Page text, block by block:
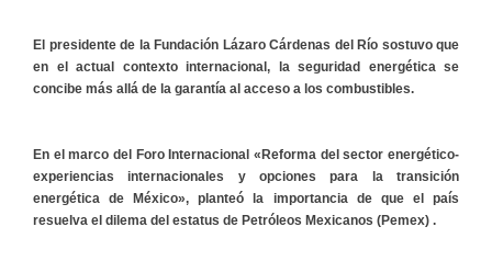
El presidente de la Fundación Lázaro Cárdenas del Río sostuvo que
en el actual contexto internacional, la seguridad energética se
concibe más allá de la garantía al acceso a los combustibles.
En el marco del Foro Internacional «Reforma del sector energético-
experiencias internacionales y opciones para la transición
energética de México», planteó la importancia de que el país
resuelva el dilema del estatus de Petróleos Mexicanos (Pemex) .